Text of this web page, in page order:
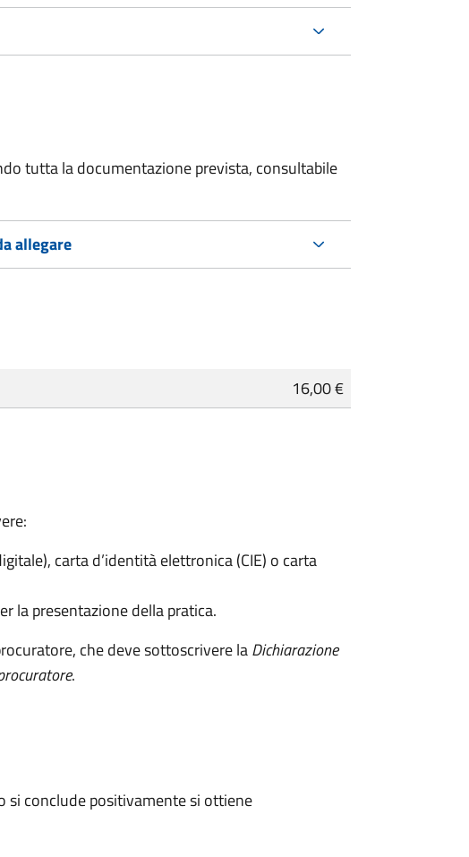
tutta la documentazione prevista, consultabile
allegare
16,00 €
carta d’identità elettronica (CIE) o carta
la presentazione della pratica.
che deve sottoscrivere laDichiarazione
.
conclude positivamente si ottiene